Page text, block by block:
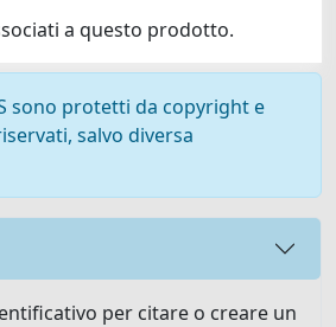
a questo prodotto.
sono protetti da copyright e
salvo diversa
per citare o creare un